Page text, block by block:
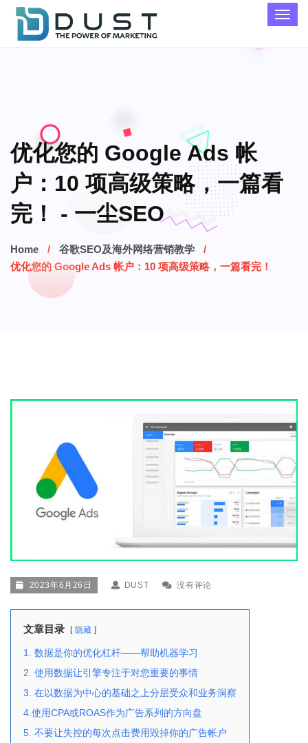
优化您的 Google Ads 帐
户：10 项高级策略，一篇看
完！ - 一尘SEO
Home
谷歌SEO及海外网络营销教学
优化您的 Google Ads 帐户：10 项高级策略，一篇看完！
2023年6月26日 DUST 没有评论
文章目录 隐藏
1. 数据是你的优化杠杆——帮助机器学习
2. 使用数据让引擎专注于对您重要的事情
3. 在以数据为中心的基础之上分层受众和业务洞察
4.使用CPA或ROAS作为广告系列的方向盘
5. 不要让失控的每次点击费用毁掉你的广告帐户